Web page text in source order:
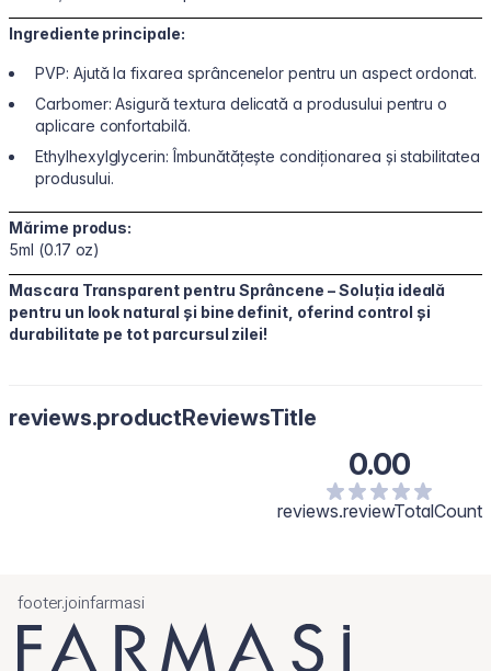
Ingrediente principale:
PVP: Ajută la fixarea sprâncenelor pentru un aspect ordonat.
Carbomer: Asigură textura delicată a produsului pentru o
aplicare confortabilă.
Ethylhexylglycerin: Îmbunătățește condiționarea și stabilitatea
produsului.
Mărime produs:
5ml (0.17 oz)
Mascara Transparent pentru Sprâncene – Soluția ideală
pentru un look natural și bine definit, oferind control și
durabilitate pe tot parcursul zilei!
reviews.productReviewsTitle
0.00
reviews.reviewTotalCount
footer.joinfarmasi